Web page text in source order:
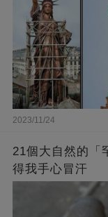
2023/11/24
21個大自然的「
得我手心冒汗